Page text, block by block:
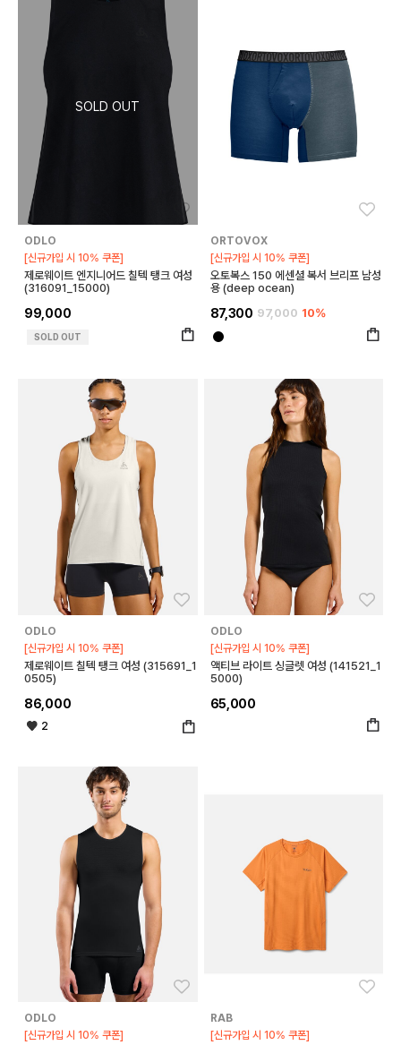
ODLO
[신규가입 시 10% 쿠폰]
제로웨이트 엔지니어드 칠텍 탱크 여성
(316091_15000)
99,000
SOLD OUT
ORTOVOX
[신규가입 시 10% 쿠폰]
오토복스 150 에센셜 복서 브리프 남성
용 (deep ocean)
87,300 97,000 10%
ODLO
[신규가입 시 10% 쿠폰]
제로웨이트 칠텍 탱크 여성 (315691_1
0505)
86,000
2
ODLO
[신규가입 시 10% 쿠폰]
액티브 라이트 싱글렛 여성 (141521_1
5000)
65,000
ODLO
[신규가입 시 10% 쿠폰]
RAB
[신규가입 시 10% 쿠폰]